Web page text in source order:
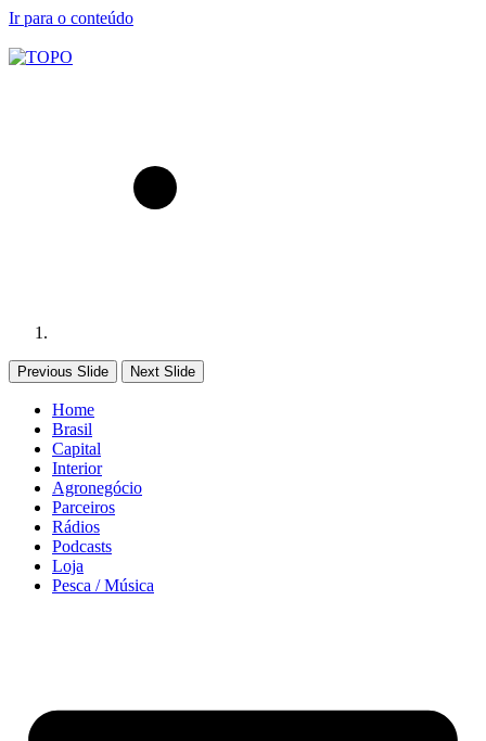
Ir para o conteúdo
Previous Slide Next Slide
Home
Brasil
Capital
Interior
Agronegócio
Parceiros
Rádios
Podcasts
Loja
Pesca / Música